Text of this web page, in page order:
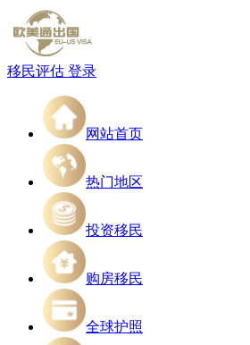
移民评估 登录
网站首页
热门地区
投资移民
购房移民
全球护照